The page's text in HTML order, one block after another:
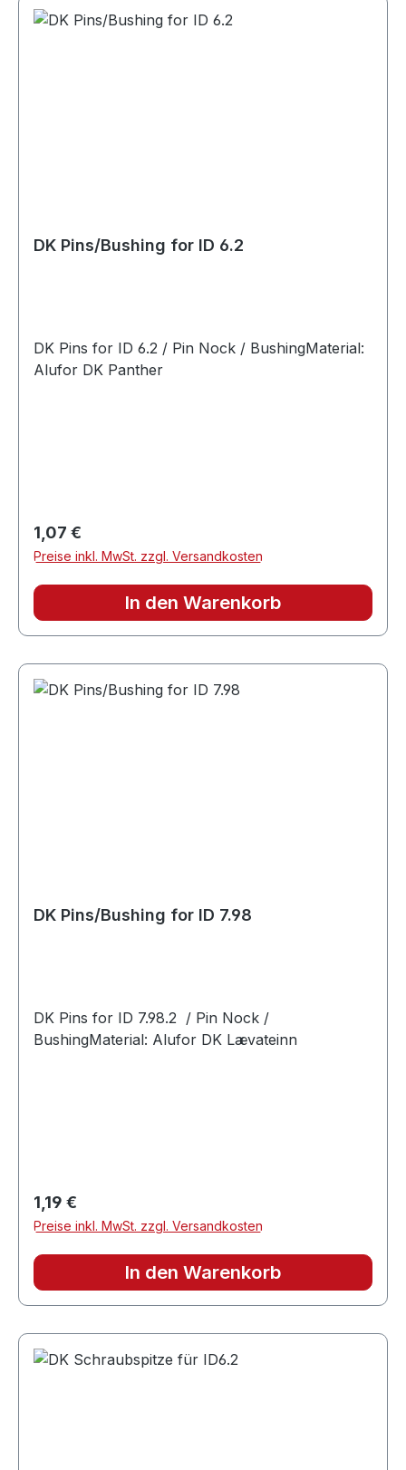
DK Pins/Bushing for ID 6.2
DK Pins for ID 6.2 / Pin Nock / BushingMaterial:
Alufor DK Panther
Regulärer Preis:
1,07 €
Preise inkl. MwSt. zzgl. Versandkosten
In den Warenkorb
DK Pins/Bushing for ID 7.98
DK Pins for ID 7.98.2 / Pin Nock /
BushingMaterial: Alufor DK Lævateinn
Regulärer Preis:
1,19 €
Preise inkl. MwSt. zzgl. Versandkosten
In den Warenkorb